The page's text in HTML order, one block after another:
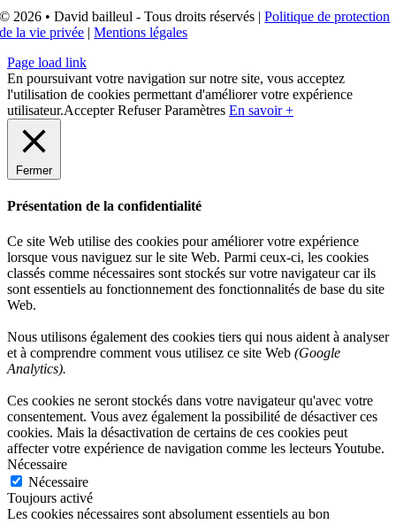
© 2026 • David bailleul - Tous droits réservés |Politique de protection
de la vie privée |Mentions légales
Page load link
En poursuivant votre navigation sur notre site, vous acceptez
l'utilisation de cookies permettant d'améliorer votre expérience
utilisateur.Accepter Refuser Paramètres En savoir +
Fermer
Présentation de la confidentialité
Ce site Web utilise des cookies pour améliorer votre expérience
lorsque vous naviguez sur le site Web. Parmi ceux-ci, les cookies
classés comme nécessaires sont stockés sur votre navigateur car ils
sont essentiels au fonctionnement des fonctionnalités de base du site
Web.
Nous utilisons également des cookies tiers qui nous aident à analyser
et à comprendre comment vous utilisez ce site Web (Google
Analytics).
Ces cookies ne seront stockés dans votre navigateur qu'avec votre
consentement. Vous avez également la possibilité de désactiver ces
cookies. Mais la désactivation de certains de ces cookies peut
affecter votre expérience de navigation comme les lecteurs Youtube.
Nécessaire
Nécessaire
Toujours activé
Les cookies nécessaires sont absolument essentiels au bon